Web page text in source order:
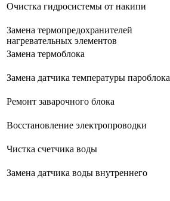
Очистка гидросистемы от накипи
Замена термопредохранителей
нагревательных элементов
Замена термоблока
Замена датчика температуры пароблока
Ремонт заварочного блока
Восстановление электропроводки
Чистка счетчика воды
Замена датчика воды внутреннего